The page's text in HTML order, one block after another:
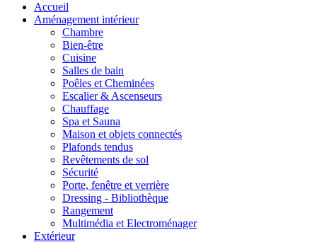
Accueil
Aménagement intérieur
Chambre
Bien-être
Cuisine
Salles de bain
Poêles et Cheminées
Escalier & Ascenseurs
Chauffage
Spa et Sauna
Maison et objets connectés
Plafonds tendus
Revêtements de sol
Sécurité
Porte, fenêtre et verrière
Dressing - Bibliothèque
Rangement
Multimédia et Electroménager
Extérieur